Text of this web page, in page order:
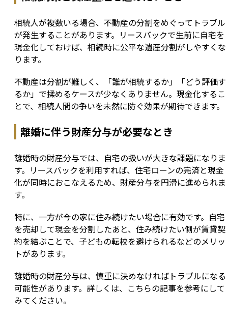
相続人が複数いる場合、不動産の分割をめぐってトラブル
が発生することがあります。リースバックで生前に自宅を
現金化しておけば、相続時に公平な遺産分割がしやすくな
ります。
不動産は分割が難しく、「誰が相続するか」「どう評価す
るか」で揉めるケースが少なくありません。現金化するこ
とで、相続人間の争いを未然に防ぐ効果が期待できます。
離婚に伴う財産分与が必要なとき
離婚時の財産分与では、自宅の扱いが大きな課題になりま
す。リースバックを利用すれば、住宅ローンの完済と現金
化が同時におこなえるため、財産分与を円滑に進められま
す。
特に、一方が今の家に住み続けたい場合に有効です。自宅
を売却して現金を分割したあと、住み続けたい側が賃貸契
約を結ぶことで、子どもの転校を避けられるなどのメリッ
トがあります。
離婚時の財産分与は、慎重に決めなければトラブルになる
可能性があります。詳しくは、こちらの記事を参考にして
みてください。